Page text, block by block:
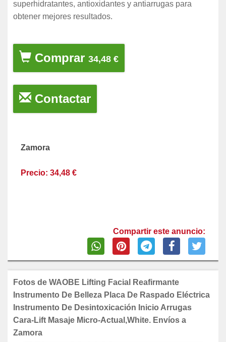
superhidratantes, antioxidantes y antiarrugas para
obtener mejores resultados.
Comprar 34,48 €
Contactar
Zamora
Precio: 34,48 €
Compartir este anuncio:
Fotos de WAOBE Lifting Facial Reafirmante
Instrumento De Belleza Placa De Raspado Eléctrica
Instrumento De Desintoxicación Inicio Arrugas
Cara-Lift Masaje Micro-Actual,White. Envíos a
Zamora